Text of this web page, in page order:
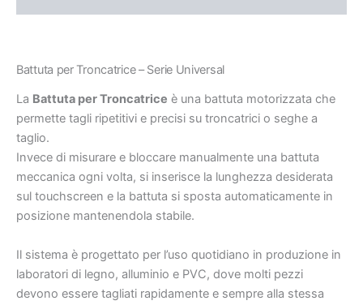
Battuta per Troncatrice – Serie Universal
La Battuta per Troncatrice è una battuta motorizzata che
permette tagli ripetitivi e precisi su troncatrici o seghe a
taglio.
Invece di misurare e bloccare manualmente una battuta
meccanica ogni volta, si inserisce la lunghezza desiderata
sul touchscreen e la battuta si sposta automaticamente in
posizione mantenendola stabile.
Il sistema è progettato per l’uso quotidiano in produzione in
laboratori di legno, alluminio e PVC, dove molti pezzi
devono essere tagliati rapidamente e sempre alla stessa